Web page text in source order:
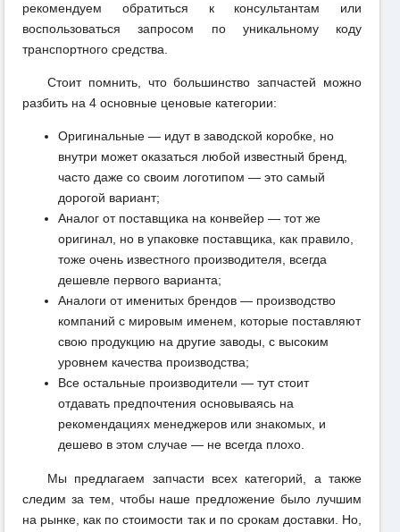
рекомендуем обратиться к консультантам или
воспользоваться запросом по уникальному коду
транспортного средства.
Стоит помнить, что большинство запчастей можно
разбить на 4 основные ценовые категории:
Оригинальные — идут в заводской коробке, но
внутри может оказаться любой известный бренд,
часто даже со своим логотипом — это самый
дорогой вариант;
Аналог от поставщика на конвейер — тот же
оригинал, но в упаковке поставщика, как правило,
тоже очень известного производителя, всегда
дешевле первого варианта;
Аналоги от именитых брендов — производство
компаний с мировым именем, которые поставляют
свою продукцию на другие заводы, с высоким
уровнем качества производства;
Все остальные производители — тут стоит
отдавать предпочтения основываясь на
рекомендациях менеджеров или знакомых, и
дешево в этом случае — не всегда плохо.
Мы предлагаем запчасти всех категорий, а также
следим за тем, чтобы наше предложение было лучшим
на рынке, как по стоимости так и по срокам доставки. Но,